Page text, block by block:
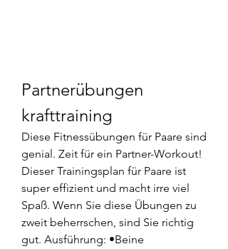
Partnerübungen
krafttraining
Diese Fitnessübungen für Paare sind
genial. Zeit für ein Partner-Workout!
Dieser Trainingsplan für Paare ist
super effizient und macht irre viel
Spaß. Wenn Sie diese Übungen zu
zweit beherrschen, sind Sie richtig
gut. Ausführung: •Beine